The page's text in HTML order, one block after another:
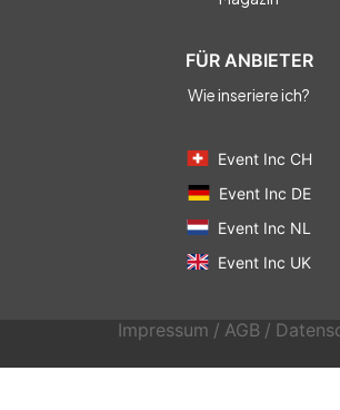
FÜR ANBIETER
Wie inseriere ich?
Event Inc CH
Event Inc DE
Event Inc NL
Event Inc UK
Impressum / AGB /